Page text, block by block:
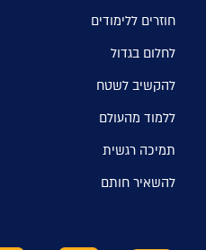
חוזרים ללימודים
לחלום בגדול
להקשיב לשטח
ללמוד מהעולם
תמיכה רגשית
להשאיר חותם